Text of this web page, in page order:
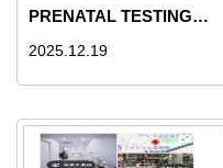
PRENATAL TESTING
SERVICE」受賞・表紙掲
2025.12.19